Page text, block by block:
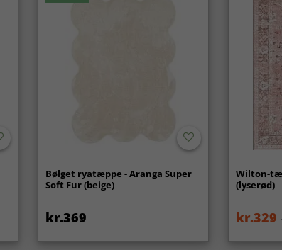
Bølget ryatæppe - Aranga Super
Soft Fur (beige)
kr.369
Wilton-
(lyserød)
kr.329